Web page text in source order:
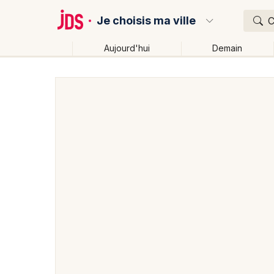
Je choisis ma ville
Aujourd'hui Demain